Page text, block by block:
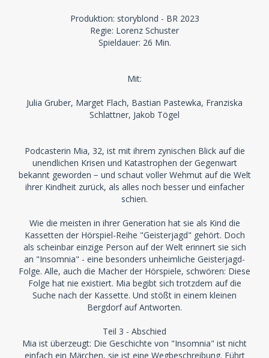
Produktion: storyblond - BR 2023
Regie: Lorenz Schuster
Spieldauer: 26 Min.
Mit:
Julia Gruber, Marget Flach, Bastian Pastewka, Franziska
Schlattner, Jakob Tögel
Podcasterin Mia, 32, ist mit ihrem zynischen Blick auf die
unendlichen Krisen und Katastrophen der Gegenwart
bekannt geworden − und schaut voller Wehmut auf die Welt
ihrer Kindheit zurück, als alles noch besser und einfacher
schien.
Wie die meisten in ihrer Generation hat sie als Kind die
Kassetten der Hörspiel-Reihe "Geisterjagd" gehört. Doch
als scheinbar einzige Person auf der Welt erinnert sie sich
an "Insomnia" - eine besonders unheimliche Geisterjagd-
Folge. Alle, auch die Macher der Hörspiele, schwören: Diese
Folge hat nie existiert. Mia begibt sich trotzdem auf die
Suche nach der Kassette. Und stößt in einem kleinen
Bergdorf auf Antworten.
Teil 3 - Abschied
Mia ist überzeugt: Die Geschichte von "Insomnia" ist nicht
einfach ein Märchen, sie ist eine Wegbeschreibung. Führt